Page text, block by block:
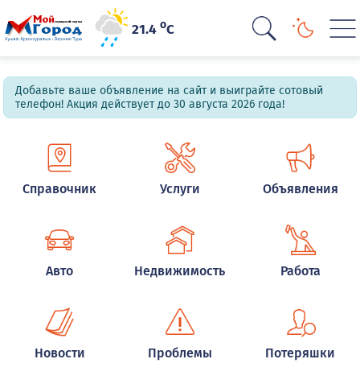
21.4oC
Добавьте ваше объявление на сайт и выиграйте сотовый
телефон! Акция действует до 30 августа 2026 года!
Справочник Услуги Объявления
Авто Недвижимость Работа
Новости Проблемы Потеряшки